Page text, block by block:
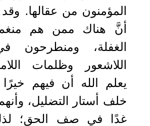
المؤمنون من عقالها.
أنَّ هناك ممن هم
الغفلة، ومنطرحون
اللاشعور وظلمات
يعلم الله أن فيهم
خلف أستار التضليل،
غدًا في صف الحق؛